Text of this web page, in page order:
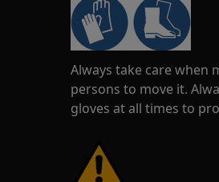
Always take care when
persons to move it.
gloves at all times to